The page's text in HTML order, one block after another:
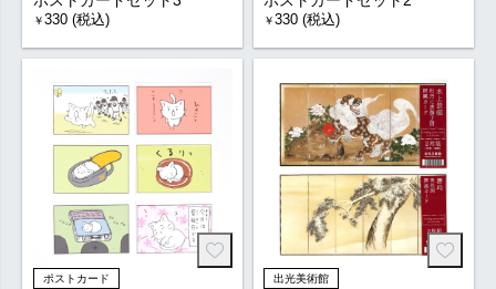
￥330 (税込) ￥330 (税込)
ポストカード 出光美術館